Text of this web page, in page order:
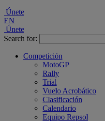
Únete
EN
Únete
Search for:
Competición
MotoGP
Rally
Trial
Vuelo Acrobático
Clasificación
Calendario
Equipo Repsol